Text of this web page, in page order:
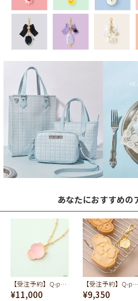
あなたにおすすめの
【受注予約】Q-pot. ちいかわ パートドゥフリュイ ネックレス(ちいかわ)
¥11,000
【受注予約】Q-pot. ちいかわ ミルククッキー バッグチャーム（ちいかわ）
¥9,350